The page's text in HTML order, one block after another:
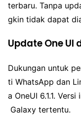
terbaru. Tanpa
gkin tidak dapat
Update One UI
Dukungan untuk
ti WhatsApp dan
a OneUI 6.1.1.
Galaxy tertentu.